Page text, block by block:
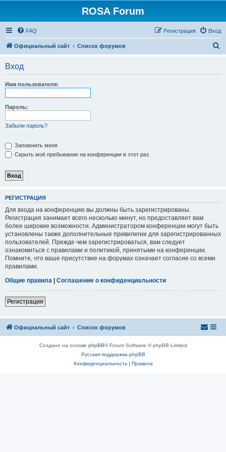
ROSA Forum
FAQ Вход
Регистрация
Официальный сайт Список форумов
Вход
Имя пользователя:
Пароль:
Забыли пароль?
Запомнить меня
Скрыть моё пребывание на конференции в этот раз
РЕГИСТРАЦИЯ
Для входа на конференцию вы должны быть зарегистрированы.
Регистрация занимает всего несколько минут, но предоставляет вам
более широкие возможности. Администратором конференции могут быть
установлены также дополнительные привилегии для зарегистрированных
пользователей. Прежде чем зарегистрироваться, вам следует
ознакомиться с правилами и политикой, принятыми на конференции.
Помните, что ваше присутствие на форумах означает согласие со всеми
правилами.
Общие правила | Соглашение о конфиденциальности
Регистрация
Официальный сайт Список форумов
Создано на основе phpBB® Forum Software © phpBB Limited
Русская поддержка phpBB
Конфиденциальность| Правила